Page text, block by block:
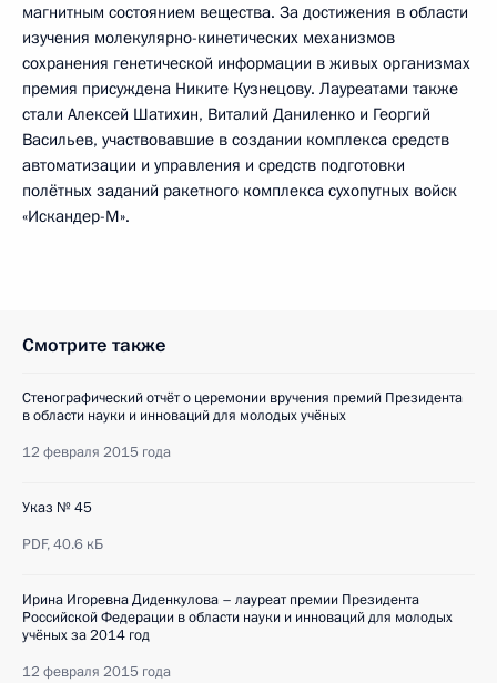
магнитным состоянием вещества. За достижения в области
изучения молекулярно-кинетических механизмов
сохранения генетической информации в живых организмах
премия присуждена Никите Кузнецову. Лауреатами также
стали Алексей Шатихин, Виталий Даниленко и Георгий
Васильев, участвовавшие в создании комплекса средств
автоматизации и управления и средств подготовки
полётных заданий ракетного комплекса сухопутных войск
«Искандер-М».
Смотрите также
Стенографический отчёт о церемонии вручения премий Президента
в области науки и инноваций для молодых учёных
12 февраля 2015 года
Указ № 45
PDF,40.6 кБ
Ирина Игоревна Диденкулова – лауреат премии Президента
Российской Федерации в области науки и инноваций для молодых
учёных за 2014 год
12 февраля 2015 года